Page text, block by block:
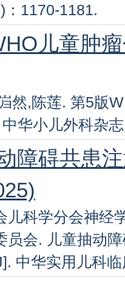
：1170-1181.
儿童肿
然,陈莲. 第5版
华小儿外科杂
障碍共患
儿科学分会神经
员会. 儿童抽动
中华实用儿科